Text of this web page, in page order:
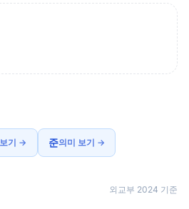
기 → 준의미 보기 →
외교부 2024 기준